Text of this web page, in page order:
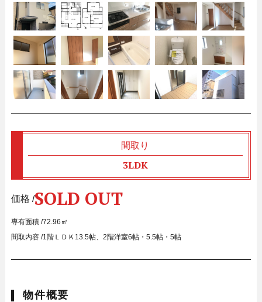
間取り
3LDK
価格 /SOLD OUT
専有面積 /72.96㎡
間取内容 /1階ＬＤＫ13.5帖、2階洋室6帖・5.5帖・5帖
物件概要